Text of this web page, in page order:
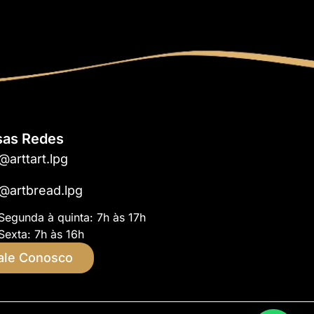
Redes
à quinta: 7h às 17h
7h às 16h
Conosco